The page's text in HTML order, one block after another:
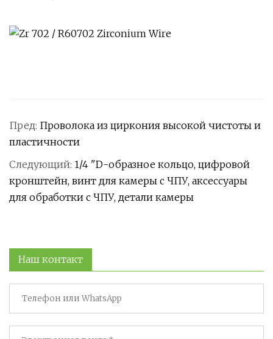
Пред: Проволока из циркония высокой чистоты и
пластичности
Следующий: 1/4 "D-образное кольцо, цифровой
кронштейн, винт для камеры с ЧПУ, аксессуары
для обработки с ЧПУ, детали камеры
Наш контакт